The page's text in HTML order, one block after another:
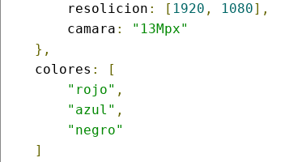
        resolicion
: [ 1920 , 1080],
        camara
:
"13Mpx"
},
    colores
:
[
"rojo" ,
"azul" ,
"negro"
]